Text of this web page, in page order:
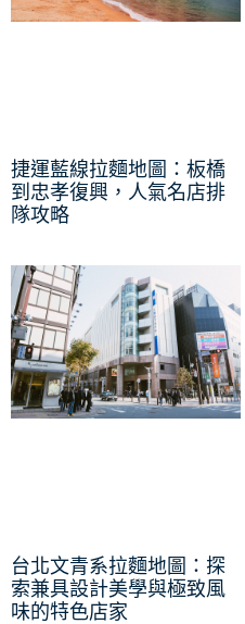
捷運藍線拉麵地圖：板橋
到忠孝復興，人氣名店排
隊攻略
台北文青系拉麵地圖：探
索兼具設計美學與極致風
味的特色店家